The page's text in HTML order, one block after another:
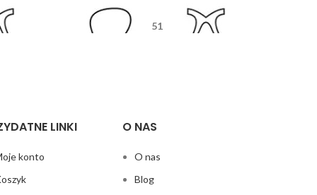
51
LINKI
konto
O NAS
O nas
Blog